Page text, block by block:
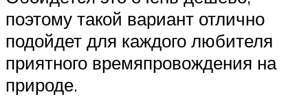
поэтому такой вариант отлично
подойдет для каждого любителя
приятного времяпровождения на
природе.